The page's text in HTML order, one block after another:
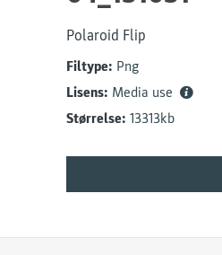
Polaroid Flip
Filtype: Png
Lisens: Media use
Størrelse: 13313kb